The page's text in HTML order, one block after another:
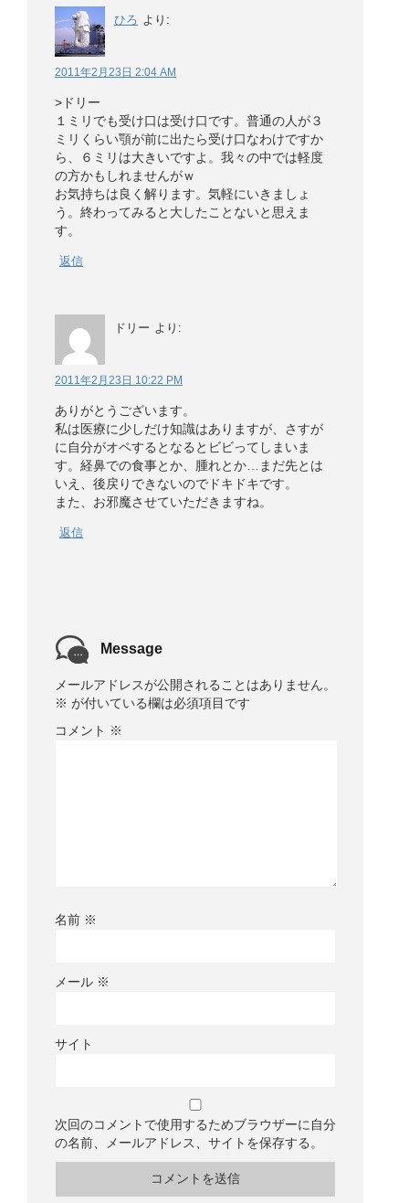
ひろ より:
2011年2月23日 2:04 AM
>ドリー
１ミリでも受け口は受け口です。普通の人が３
ミリくらい顎が前に出たら受け口なわけですか
ら、６ミリは大きいですよ。我々の中では軽度
の方かもしれませんがｗ
お気持ちは良く解ります。気軽にいきましょ
う。終わってみると大したことないと思えま
す。
返信
ドリー より:
2011年2月23日 10:22 PM
ありがとうございます。
私は医療に少しだけ知識はありますが、さすが
に自分がオペするとなるとビビってしまいま
す。経鼻での食事とか、腫れとか…まだ先とは
いえ、後戻りできないのでドキドキです。
また、お邪魔させていただきますね。
返信
Message
メールアドレスが公開されることはありません。
※ が付いている欄は必須項目です
コメント ※
名前 ※
メール ※
サイト
次回のコメントで使用するためブラウザーに自分
の名前、メールアドレス、サイトを保存する。